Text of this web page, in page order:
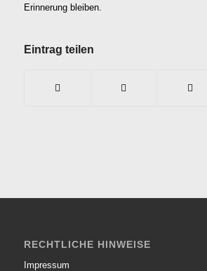
Erinnerung bleiben.
Eintrag teilen
RECHTLICHE HINWEISE
Impressum